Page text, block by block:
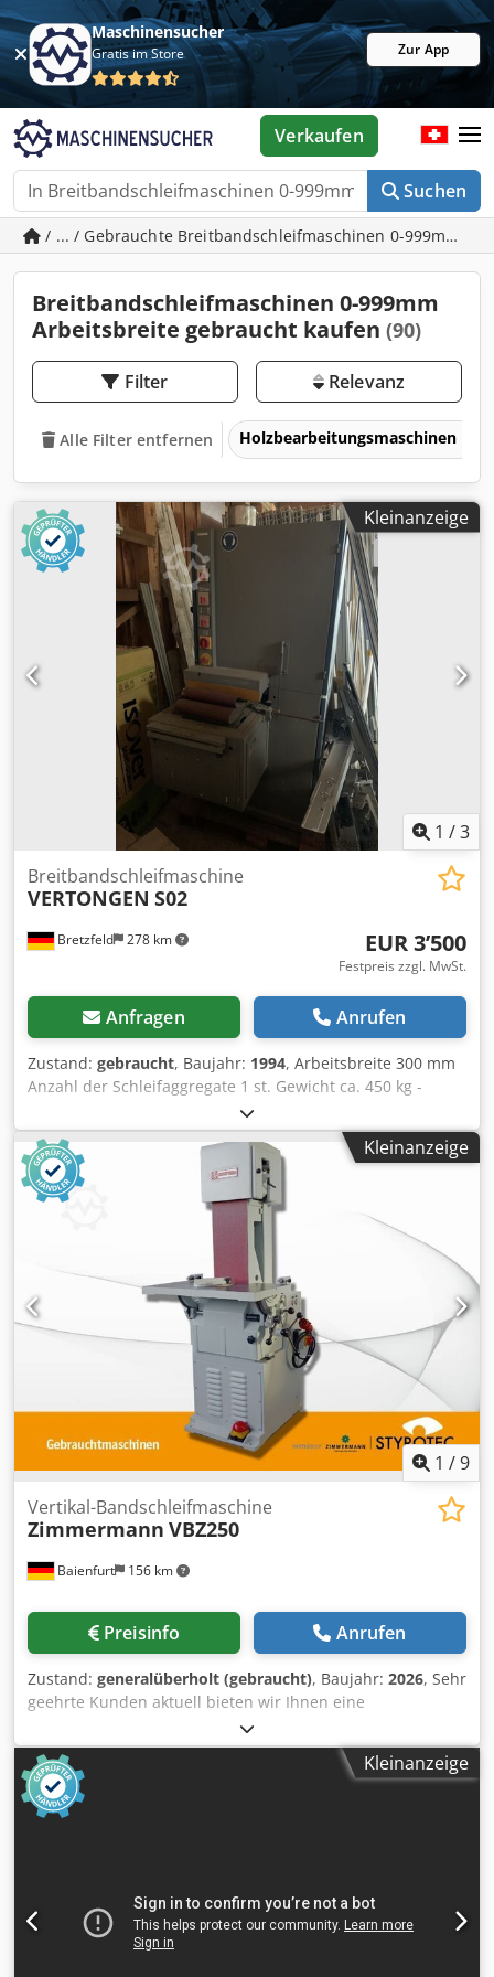
Maschinensucher
Gratis im Store Zur App
Suchen
Verkaufen
/ ... / Gebrauchte Breitbandschleifmaschinen 0-999mm
Breitbandschleifmaschinen 0-999mm
Arbeitsbreite gebraucht kaufen (90)
Filter Relevanz
Alle Filter entfernen Holzbearbeitungsmaschinen
Kleinanzeige
1 /3
Bretzfeld 278 km
Breitbandschleifmaschine
VERTONGEN S02
EUR 3’500
Festpreis zzgl. MwSt.
Anfragen Anrufen
Zustand: gebraucht, Baujahr: 1994, Arbeitsbreite 300 mm
Anzahl der Schleifaggregate 1 st. Gewicht ca. 450 kg -
Schleifbbreite: 300 mm - Kombi-Aggregat Walze/Schuh - 2
Vorschubgeschwindigkeiten - Netzanschluss: 380 V
Cjdpfxszrh Hte Afpoha
Kleinanzeige
1 /9
Baienfurt 156 km
Vertikal-Bandschleifmaschine
Zimmermann VBZ250
Preisinfo Anrufen
Zustand: generalüberholt (gebraucht), Baujahr: 2026, Sehr
geehrte Kunden aktuell bieten wir Ihnen eine
generalüberholte Vertikal-Bandschleifmaschine fuer den
Modell- und Formenbau der Marke F. Zimmermann an.
Hier die technischen Daten der Maschine:
Schleifbandbreite: 250 mm Schleifhöhe: 400 mm
Bandlänge: 2.400 mm Schleifgeschwindikeit: 18 m/s
Aus Maße: 990 x 850 x 1.740 mm Gewicht: 470 kg Die
Maschine wurde in RAL 7035 lichtgrau lackiert, die
Schleifplatte wurde komplett erneuert, die Lager der
Kleinanzeige